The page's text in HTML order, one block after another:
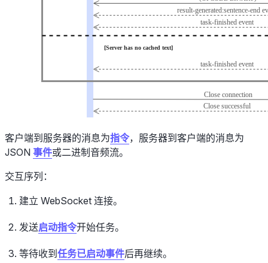
客户端到服务器的消息为指令，服务器到客户端的消息为
JSON 事件或二进制音频流。
交互序列：
建立 WebSocket 连接。
发送启动指令开始任务。
等待收到 任务已启动事件后再继续。